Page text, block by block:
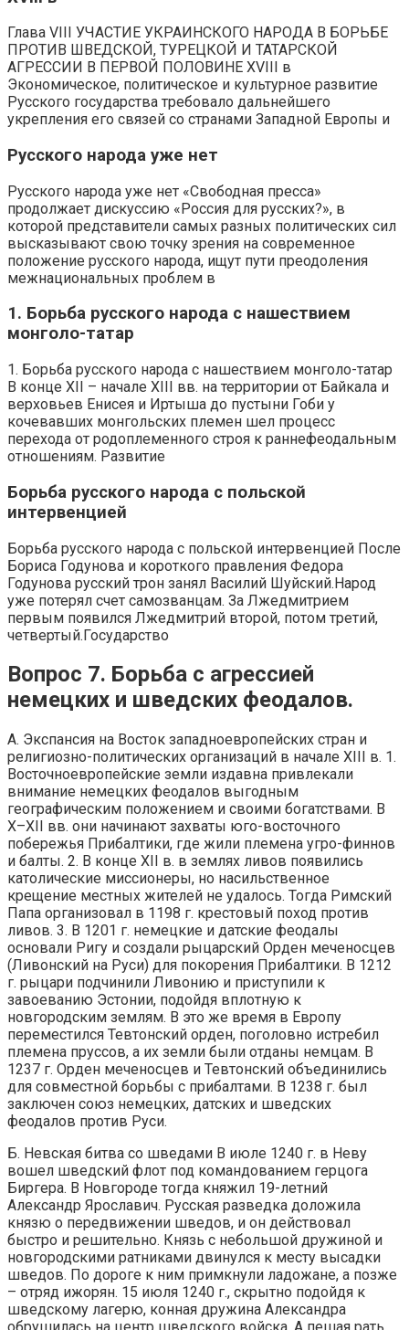
Глава VIII УЧАСТИЕ УКРАИНСКОГО НАРОДА В БОРЬБЕ
ПРОТИВ ШВЕДСКОЙ, ТУРЕЦКОЙ И ТАТАРСКОЙ
АГРЕССИИ В ПЕРВОЙ ПОЛОВИНЕ XVIII в
Экономическое, политическое и культурное развитие
Русского государства требовало дальнейшего
укрепления его связей со странами Западной Европы и
Русского народа уже нет
Русского народа уже нет «Свободная пресса»
продолжает дискуссию «Россия для русских?», в
которой представители самых разных политических сил
высказывают свою точку зрения на современное
положение русского народа, ищут пути преодоления
межнациональных проблем в
1. Борьба русского народа с нашествием
монголо-татар
1. Борьба русского народа с нашествием монголо-татар
В конце XII – начале XIII вв. на территории от Байкала и
верховьев Енисея и Иртыша до пустыни Гоби у
кочевавших монгольских племен шел процесс
перехода от родоплеменного строя к раннефеодальным
отношениям. Развитие
Борьба русского народа с польской
интервенцией
Борьба русского народа с польской интервенцией После
Бориса Годунова и короткого правления Федора
Годунова русский трон занял Василий Шуйский.Народ
уже потерял счет самозванцам. За Лжедмитрием
первым появился Лжедмитрий второй, потом третий,
четвертый.Государство
Вопрос 7. Борьба с агрессией
немецких и шведских феодалов.
А. Экспансия на Восток западноевропейских стран и
религиозно-политических организаций в начале XIII в. 1.
Восточноевропейские земли издавна привлекали
внимание немецких феодалов выгодным
географическим положением и своими богатствами. В
Х–ХII вв. они начинают захваты юго-восточного
побережья Прибалтики, где жили племена угро-финнов
и балты. 2. В конце XII в. в землях ливов появились
католические миссионеры, но насильственное
крещение местных жителей не удалось. Тогда Римский
Папа организовал в 1198 г. крестовый поход против
ливов. 3. В 1201 г. немецкие и датские феодалы
основали Ригу и создали рыцарский Орден меченосцев
(Ливонский на Руси) для покорения Прибалтики. В 1212
г. рыцари подчинили Ливонию и приступили к
завоеванию Эстонии, подойдя вплотную к
новгородским землям. В это же время в Европу
переместился Тевтонский орден, поголовно истребил
племена пруссов, а их земли были отданы немцам. В
1237 г. Орден меченосцев и Тевтонский объединились
для совместной борьбы с прибалтами. В 1238 г. был
заключен союз немецких, датских и шведских
феодалов против Руси.
Б. Невская битва со шведами В июле 1240 г. в Неву
вошел шведский флот под командованием герцога
Биргера. В Новгороде тогда княжил 19-летний
Александр Ярославич. Русская разведка доложила
князю о передвижении шведов, и он действовал
быстро и решительно. Князь с небольшой дружиной и
новгородскими ратниками двинулся к месту высадки
шведов. По дороге к ним примкнули ладожане, а позже
– отряд ижорян. 15 июля 1240 г., скрытно подойдя к
шведскому лагерю, конная дружина Александра